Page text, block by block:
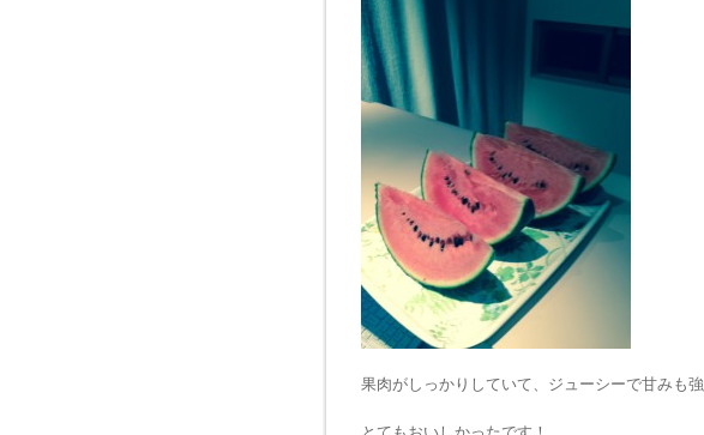
果肉がしっかりしていて、ジューシーで甘みも強